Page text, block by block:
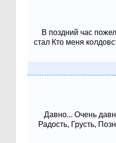
В поздний час
стал Кто меня
Давно... Очень
Радость, Грусть,